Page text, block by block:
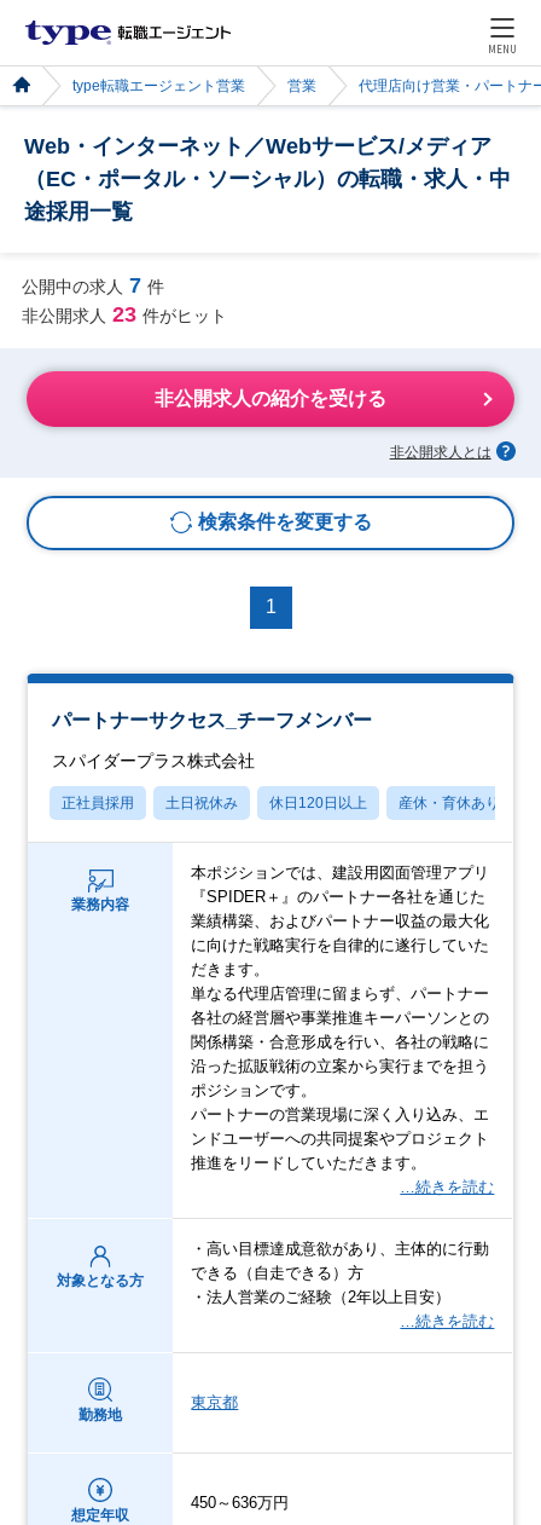
MENU
type転職エージェント営業 営業 代理店向け営業・パートナ
Web・インターネット／Webサービス/メディア
（EC・ポータル・ソーシャル）の転職・求人・中
途採用一覧
公開中の求人 7 件
非公開求人 23 件がヒット
非公開求人の紹介を受ける
非公開求人とは
検索条件を変更する
1
パートナーサクセス_チーフメンバー
スパイダープラス株式会社
正社員採用 土日祝休み 休日120日以上 産休・育休あり
業務内容
本ポジションでは、建設用図面管理アプリ
『SPIDER＋』のパートナー各社を通じた
業績構築、およびパートナー収益の最大化
に向けた戦略実行を自律的に遂行していた
だきます。
単なる代理店管理に留まらず、パートナー
各社の経営層や事業推進キーパーソンとの
関係構築・合意形成を行い、各社の戦略に
沿った拡販戦術の立案から実行までを担う
ポジションです。
パートナーの営業現場に深く入り込み、エ
ンドユーザーへの共同提案やプロジェクト
推進をリードしていただきます。
…続きを読む
対象となる方
・高い目標達成意欲があり、主体的に行動
できる（自走できる）方
・法人営業のご経験（2年以上目安）
…続きを読む
勤務地
東京都
想定年収
450～636万円